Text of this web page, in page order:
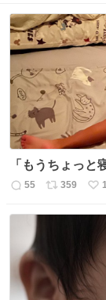
「もうちょっと
返
55
リ
359
い